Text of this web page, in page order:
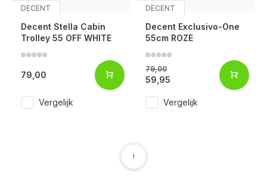
DECENT
Decent Stella Cabin
Trolley 55 OFF WHITE
79,00
Vergelijk
DECENT
Decent Exclusivo-One
55cm ROZE
79,00
59,95
Vergelijk
1